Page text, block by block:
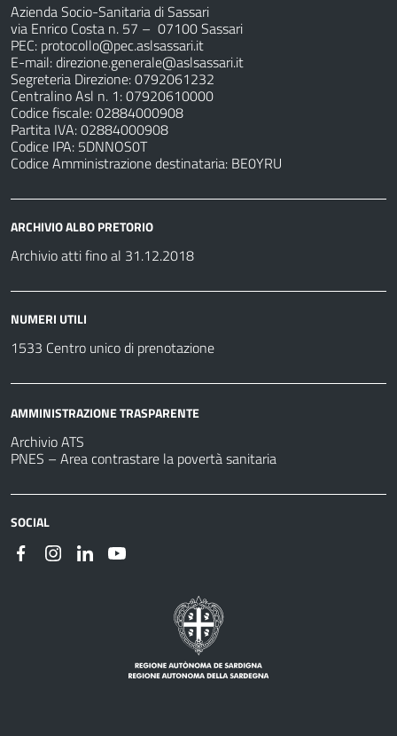
Azienda Socio-Sanitaria di Sassari
via Enrico Costa n. 57 – 07100 Sassari
PEC: protocollo@pec.aslsassari.it
E-mail:direzione.generale@aslsassari.it
Segreteria Direzione: 0792061232
Centralino Asl n. 1: 07920610000
Codice fiscale: 02884000908
Partita IVA: 02884000908
Codice IPA: 5DNNOS0T
Codice Amministrazione destinataria: BE0YRU
ARCHIVIO ALBO PRETORIO
Archivio atti fino al 31.12.2018
NUMERI UTILI
1533 Centro unico di prenotazione
AMMINISTRAZIONE TRASPARENTE
Archivio ATS
PNES – Area contrastare la povertà sanitaria
SOCIAL